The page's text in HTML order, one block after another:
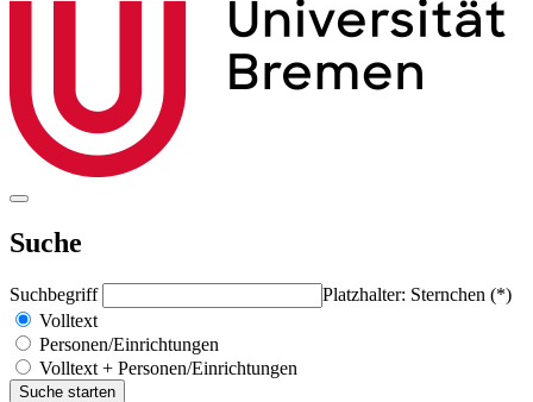
Suche
Suchbegriff
Platzhalter: Sternchen (*)
Volltext
Personen/Einrichtungen
Volltext + Personen/Einrichtungen